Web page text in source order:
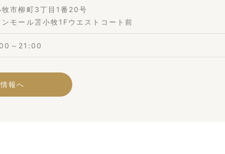
牧市柳町3丁目1番20号
ンモール苫小牧1Fウエストコート前
～21:00
報へ